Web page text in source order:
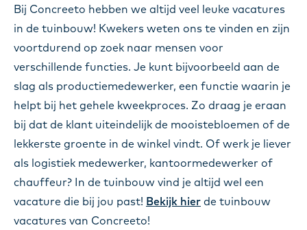
Bij Concreeto hebben we altijd veel leuke vacatures
in de tuinbouw! Kwekers weten ons te vinden en zijn
voortdurend op zoek naar mensen voor
verschillende functies. Je kunt bijvoorbeeld aan de
slag als productiemedewerker, een functie waarin je
helpt bij het gehele kweekproces. Zo draag je eraan
bij dat de klant uiteindelijk de mooistebloemen of de
lekkerste groente in de winkel vindt. Of werk je liever
als logistiek medewerker, kantoormedewerker of
chauffeur? In de tuinbouw vind je altijd wel een
vacature die bij jou past! Bekijk hier de tuinbouw
vacatures van Concreeto!